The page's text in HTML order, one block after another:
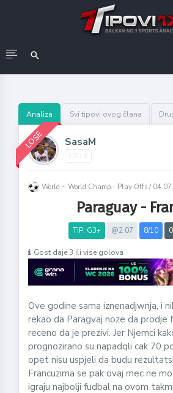
Analiza Svi tipovi ovog člana
LOSE SasaM
World ~ World Champ.- Play Offs /
Paraguay -
TIP: G3+ @2.07 8/10
Gost daje 3 ili vise golova
Ove godine sama iznenadjwnja, i
rekao da Paragvaj noze da prodje
receno da je prezivi. Jer Njemci
prognozirano su napadqli cak 70
opet nisu uspjeli da budu
Francuzima se pak ovaj mec ne
igraju najbolji fudbal na ovom